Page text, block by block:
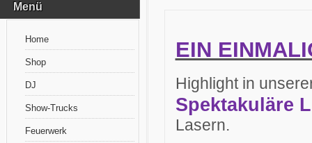
Menü
Home
Shop
DJ
Show-Trucks
Feuerwerk
EIN
Highlight in
Spektakuläre
Lasern.